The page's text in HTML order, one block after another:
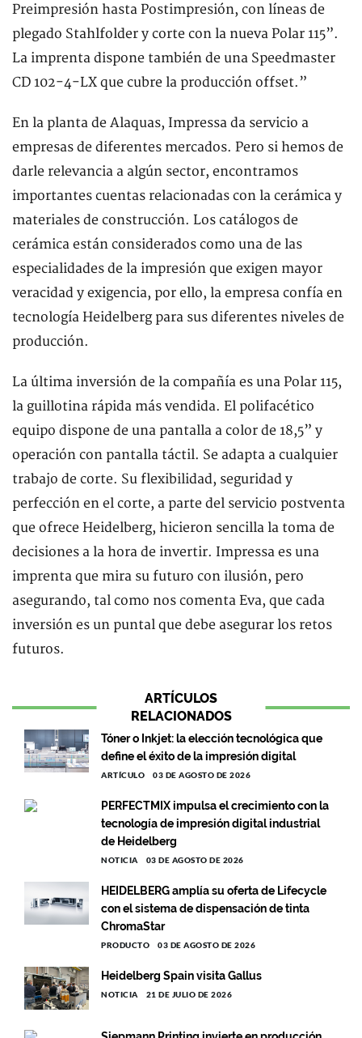
Preimpresión hasta Postimpresión, con líneas de
plegado Stahlfolder y corte con la nueva Polar 115”.
La imprenta dispone también de una Speedmaster
CD 102-4-LX que cubre la producción offset.”
En la planta de Alaquas, Impressa da servicio a
empresas de diferentes mercados. Pero si hemos de
darle relevancia a algún sector, encontramos
importantes cuentas relacionadas con la cerámica y
materiales de construcción. Los catálogos de
cerámica están considerados como una de las
especialidades de la impresión que exigen mayor
veracidad y exigencia, por ello, la empresa confía en
tecnología Heidelberg para sus diferentes niveles de
producción.
La última inversión de la compañía es una Polar 115,
la guillotina rápida más vendida. El polifacético
equipo dispone de una pantalla a color de 18,5” y
operación con pantalla táctil. Se adapta a cualquier
trabajo de corte. Su flexibilidad, seguridad y
perfección en el corte, a parte del servicio postventa
que ofrece Heidelberg, hicieron sencilla la toma de
decisiones a la hora de invertir. Impressa es una
imprenta que mira su futuro con ilusión, pero
asegurando, tal como nos comenta Eva, que cada
inversión es un puntal que debe asegurar los retos
futuros.
ARTÍCULOS
RELACIONADOS
Tóner o Inkjet: la elección tecnológica que
define el éxito de la impresión digital
ARTÍCULO 03 DE AGOSTO DE 2026
PERFECTMIX impulsa el crecimiento con la
tecnología de impresión digital industrial
de Heidelberg
NOTICIA 03 DE AGOSTO DE 2026
HEIDELBERG amplía su oferta de Lifecycle
con el sistema de dispensación de tinta
ChromaStar
PRODUCTO 03 DE AGOSTO DE 2026
Heidelberg Spain visita Gallus
NOTICIA 21 DE JULIO DE 2026